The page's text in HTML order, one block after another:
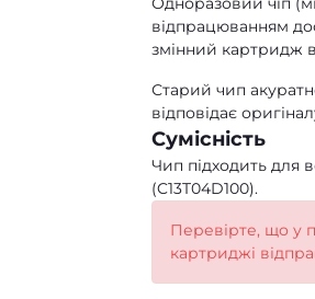
відпрацюванням
змінний картридж
Старий чип
відповідає
Сумісність
Чип підходить для
(C13T04D100).
Перевірте, що у
картриджі